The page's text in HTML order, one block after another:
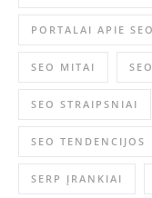
PORTALAI APIE SEO
SEO MITAI
SEO STRAIPSNIAI
SEO TENDENCIJOS
SERP ĮRANKIAI